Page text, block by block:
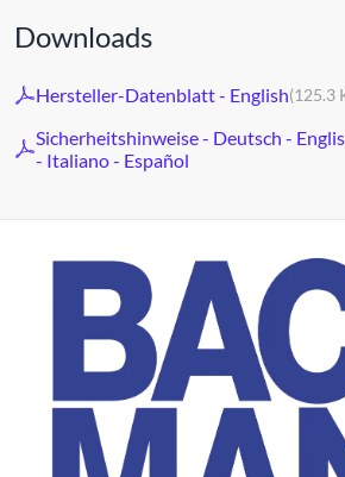
Downloads
Hersteller-Datenblatt - English(125.3
Sicherheitshinweise - Deutsch -
- Italiano - Español